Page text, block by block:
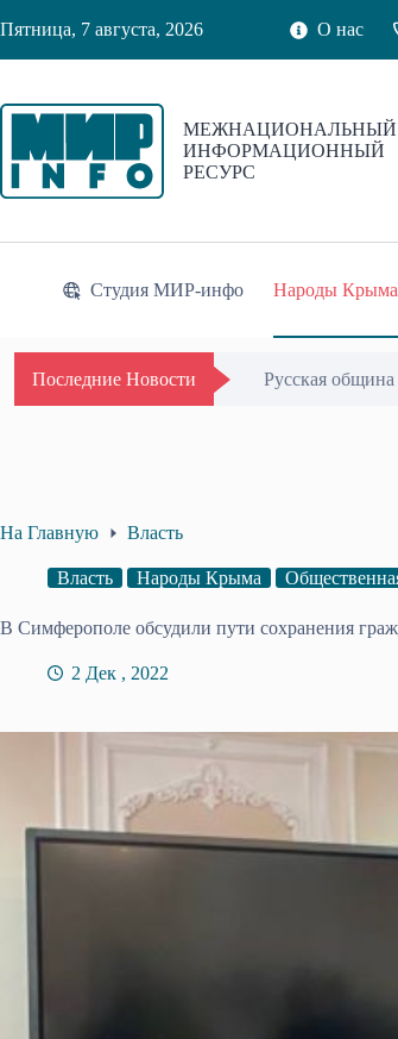
к
Пятница, 7 августа, 2026 О нас
МЕЖНАЦИОНАЛЬНЫЙ
ИНФОРМАЦИОННЫЙ
РЕСУРС
Студия МИР-инфо Народы Крыма
Последние Новости Русская
На Главную Власть
Власть Народы Крыма
В Симферополе обсудили пути сохранения
2 Дек , 2022